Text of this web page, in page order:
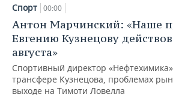
НЕФТЕХИМИЯ
НЕФТЬ
ОПК
ЭНЕРГЕТИКА
РОЗНИЧНАЯ ТОРГОВЛЯ
ТРАНСПОРТ
УСЛУГИ
НОВОСТИ ТЕХНОЛОГИЙ
IT
МЕДИА
МЕРОПРИЯТИЯ
НОВОСТИ МЕРОПРИЯТИЙ
ВЫЕЗДНАЯ РЕДАКЦИЯ
СПОРТ
НОВОСТИ СПОРТА
ОБЩЕСТВО
Спорт 00:00
Антон Марчинский: «Наше
Евгению Кузнецову
августа»
Спортивный директор
трансфере Кузнецова, проблемах
выходе на Тимоти Ловелла